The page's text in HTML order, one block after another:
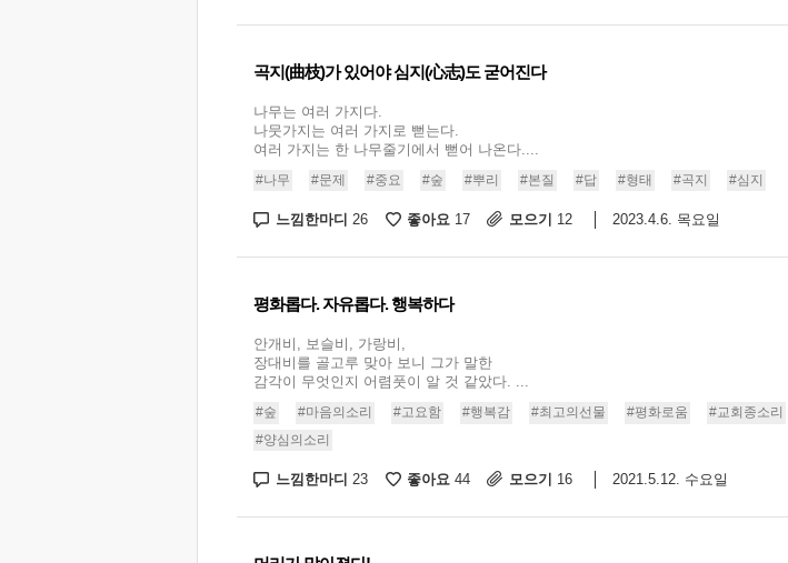
곡지(曲枝)가 있어야 심지(心志)도 굳어진다
나무는 여러 가지다.
나뭇가지는 여러 가지로 뻗는다.
여러 가지는 한 나무줄기에서 뻗어 나온다....
#나무 #문제 #중요 #숲 #뿌리 #본질 #답 #형태 #곡지 #심지
느낌한마디 26 좋아요 17 모으기 12 2023.4.6. 목요일
평화롭다. 자유롭다. 행복하다
안개비, 보슬비, 가랑비,
장대비를 골고루 맞아 보니 그가 말한
감각이 무엇인지 어렴풋이 알 것 같았다. ...
#숲 #마음의소리 #고요함 #행복감 #최고의선물 #평화로움
#교회종소리
#양심의소리
느낌한마디 23 좋아요 44 모으기 16 2021.5.12. 수요일